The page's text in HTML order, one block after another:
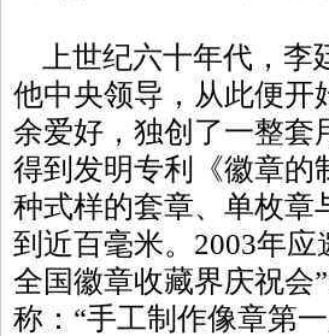
上世纪六十年代，李
他中央领导，从此便开
余爱好，独创了一整套
得到发明专利《徽章的
种式样的套章、单枚章
到近百毫米。2003年
全国徽章收藏界庆祝会
称：“手工制作像章第一